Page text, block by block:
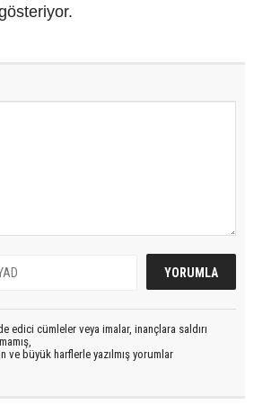
edici cümleler veya imalar, inançlara saldırı
ve büyük harflerle yazılmış yorumlar